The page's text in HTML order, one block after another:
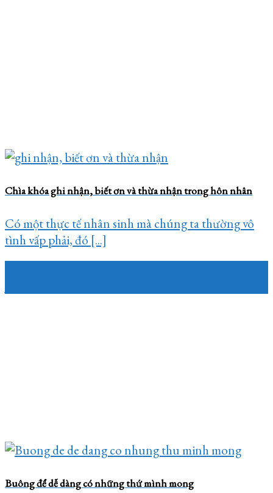
Chìa khóa ghi nhận, biết ơn và thừa nhận trong hôn nhân
Có một thực tế nhân sinh mà chúng ta thường vô
tình vấp phải, đó [...]
Buông để dễ dàng có những thứ mình mong